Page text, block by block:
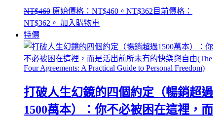
NT$460 原始價格：NT$460。 NT$362 目前價格：
NT$362。 加入購物車
特價
打破人生幻鏡的四個約定（暢銷超過
1500萬本）：你不必被困在這裡，而